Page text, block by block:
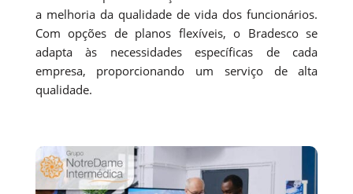
a melhoria da qualidade de vida dos funcionários.
Com opções de planos flexíveis, o Bradesco se
adapta às necessidades específicas de cada
empresa, proporcionando um serviço de alta
qualidade.